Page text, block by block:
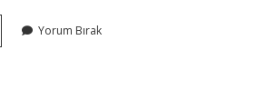
Yorum Bırak